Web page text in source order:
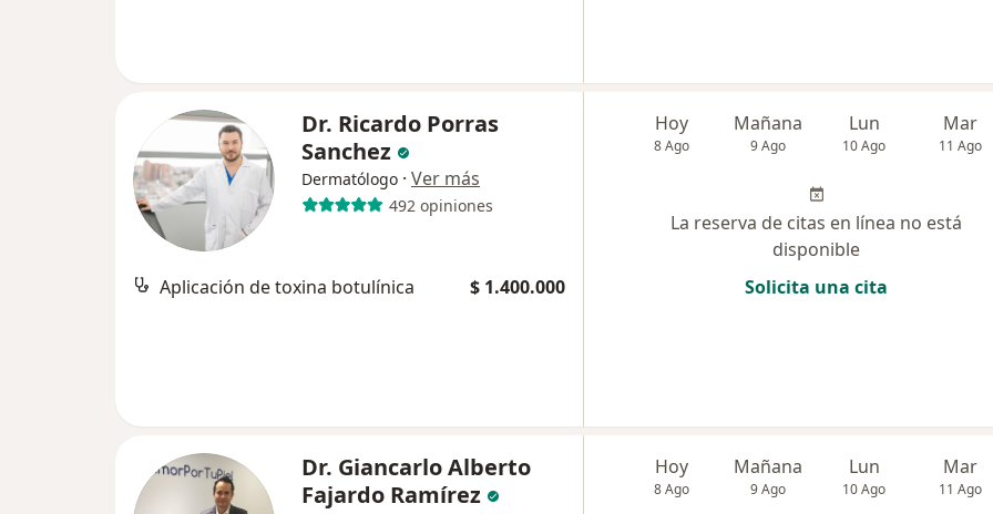
Dr. Ricardo Porras
Sanchez
Dermatólogo · Ver más
492 opiniones
Aplicación de toxina botulínica $ 1.400.000
Hoy
8 Ago
Mañana
9 Ago
Lun
10 Ago
Mar
11 Ago
La reserva de citas en línea no está
disponible
Solicita una cita
Dr. Giancarlo Alberto
Fajardo Ramírez
Hoy
8 Ago
Mañana
9 Ago
Lun
10 Ago
Mar
11 Ago